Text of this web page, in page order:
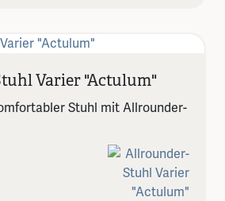
Varier "Actulum"
Stuhl mit Allrounder-